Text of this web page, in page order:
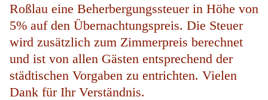
Roßlau eine Beherbergungssteuer in Höhe von
5% auf den Übernachtungspreis. Die Steuer
wird zusätzlich zum Zimmerpreis berechnet
und ist von allen Gästen entsprechend der
städtischen Vorgaben zu entrichten. Vielen
Dank für Ihr Verständnis.